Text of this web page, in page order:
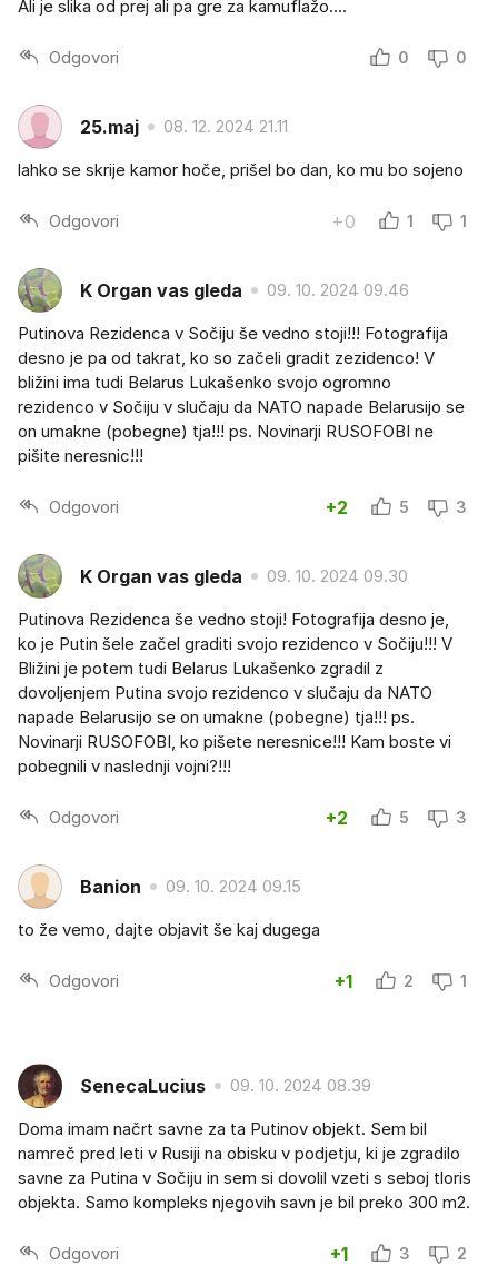
Ali je slika od prej ali pa gre za kamuflažo....
Odgovori 0 0
25.maj 08. 12. 2024 21.11
lahko se skrije kamor hoče, prišel bo dan, ko mu bo sojeno
Odgovori +0 1 1
K Organ vas gleda 09. 10. 2024 09.46
Putinova Rezidenca v Sočiju še vedno stoji!!! Fotografija
desno je pa od takrat, ko so začeli gradit zezidenco! V
bližini ima tudi Belarus Lukašenko svojo ogromno
rezidenco v Sočiju v slučaju da NATO napade Belarusijo se
on umakne (pobegne) tja!!! ps. Novinarji RUSOFOBI ne
pišite neresnic!!!
Odgovori +2 5 3
K Organ vas gleda 09. 10. 2024 09.30
Putinova Rezidenca še vedno stoji! Fotografija desno je,
ko je Putin šele začel graditi svojo rezidenco v Sočiju!!! V
Bližini je potem tudi Belarus Lukašenko zgradil z
dovoljenjem Putina svojo rezidenco v slučaju da NATO
napade Belarusijo se on umakne (pobegne) tja!!! ps.
Novinarji RUSOFOBI, ko pišete neresnice!!! Kam boste vi
pobegnili v naslednji vojni?!!!
Odgovori +2 5 3
Banion 09. 10. 2024 09.15
to že vemo, dajte objavit še kaj dugega
Odgovori +1 2 1
SenecaLucius 09. 10. 2024 08.39
Doma imam načrt savne za ta Putinov objekt. Sem bil
namreč pred leti v Rusiji na obisku v podjetju, ki je zgradilo
savne za Putina v Sočiju in sem si dovolil vzeti s seboj tloris
objekta. Samo kompleks njegovih savn je bil preko 300 m2.
Odgovori +1 3 2